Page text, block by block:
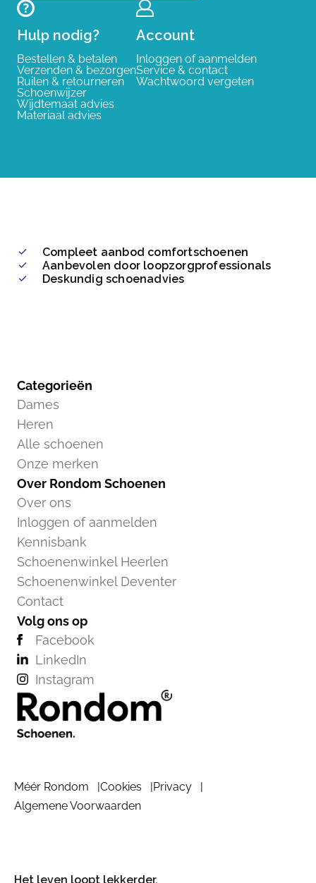
Hulp nodig?
Bestellen & betalen
Verzenden & bezorgen
Ruilen & retourneren
Schoenwijzer
Wijdtemaat advies
Materiaal advies
Account
Inloggen of aanmelden
Service & contact
Wachtwoord vergeten
Compleet aanbod comfortschoenen
Aanbevolen door loopzorgprofessionals
Deskundig schoenadvies
Categorieën
Dames
Heren
Alle schoenen
Onze merken
Over Rondom Schoenen
Over ons
Inloggen of aanmelden
Kennisbank
Schoenenwinkel Heerlen
Schoenenwinkel Deventer
Contact
Volg ons op
Facebook
LinkedIn
Instagram
Méér Rondom Cookies
Privacy
Algemene Voorwaarden
Het leven loopt lekkerder.